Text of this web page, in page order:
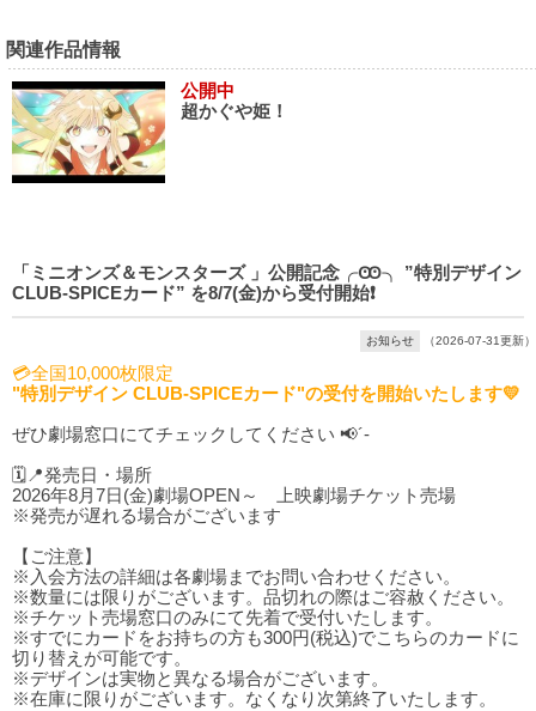
関連作品情報
公開中
超かぐや姫！
「ミニオンズ＆モンスターズ 」公開記念╭Ꙭ╮ ”特別デザイン
CLUB-SPICEカード” を8/7(金)から受付開始❗️
お知らせ （2026-07-31更新）
💳全国10,000枚限定
"特別デザイン CLUB-SPICEカード"の受付を開始いたします💛
ぜひ劇場窓口にてチェックしてください 📢´-
🗓️📍発売日・場所
2026年8月7日(金)劇場OPEN～ 上映劇場チケット売場
※発売が遅れる場合がございます
【ご注意】
※入会方法の詳細は各劇場までお問い合わせください。
※数量には限りがございます。品切れの際はご容赦ください。
※チケット売場窓口のみにて先着で受付いたします。
※すでにカードをお持ちの方も300円(税込)でこちらのカードに
切り替えが可能です。
※デザインは実物と異なる場合がございます。
※在庫に限りがございます。なくなり次第終了いたします。